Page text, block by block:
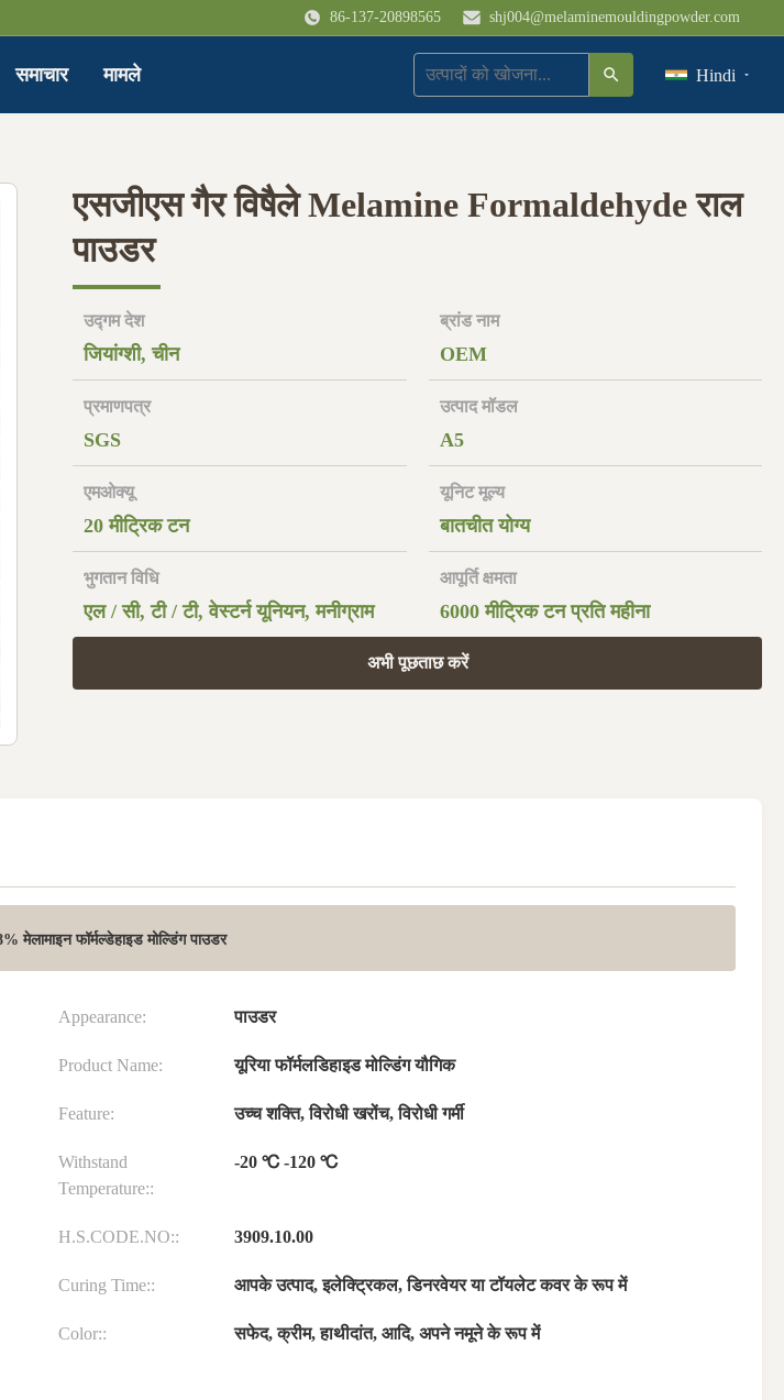
86-137-20898565 shj004@melaminemouldingpowder.com
समाचार मामले Hindi
एसजीएस गैर विषैले Melamine Formaldehyde राल
पाउडर
उद्गम देश
जियांग्शी, चीन
ब्रांड नाम
OEM
प्रमाणपत्र
SGS
उत्पाद मॉडल
A5
एमओक्यू
20 मीट्रिक टन
यूनिट मूल्य
बातचीत योग्य
भुगतान विधि
एल / सी, टी / टी, वेस्टर्न यूनियन, मनीग्राम
आपूर्ति क्षमता
6000 मीट्रिक टन प्रति महीना
अभी पूछताछ करें
मेलामाइन फॉर्मल्डेहाइड मोल्डिंग पाउडर
Appearance: पाउडर
Product Name: यूरिया फॉर्मलडिहाइड मोल्डिंग यौगिक
Feature: उच्च शक्ति, विरोधी खरोंच, विरोधी गर्मी
Withstand
Temperature::
-20 ℃ -120 ℃
H.S.CODE.NO:: 3909.10.00
Curing Time:: आपके उत्पाद, इलेक्ट्रिकल, डिनरवेयर या टॉयलेट कवर के रूप में
Color:: सफेद, क्रीम, हाथीदांत, आदि, अपने नमूने के रूप में